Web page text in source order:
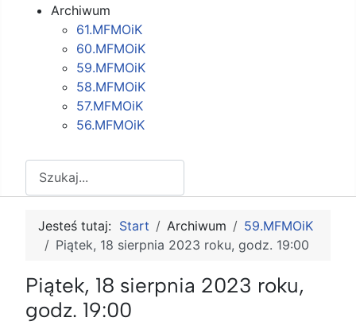
Archiwum
61.MFMOiK
60.MFMOiK
59.MFMOiK
58.MFMOiK
57.MFMOiK
56.MFMOiK
Jesteś tutaj: Start Archiwum
59.MFMOiK
Piątek, 18 sierpnia 2023 roku, godz. 19:00
Piątek, 18 sierpnia 2023 roku,
godz. 19:00